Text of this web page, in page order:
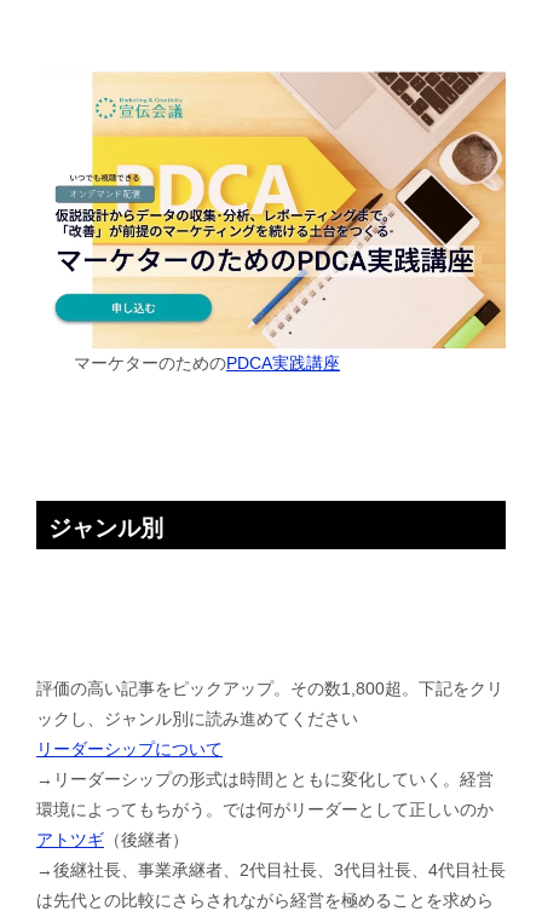
マーケターのためのPDCA実践講座
ジャンル別
評価の高い記事をピックアップ。その数1,800超。下記をクリ
ックし、ジャンル別に読み進めてください
リーダーシップについて
→リーダーシップの形式は時間とともに変化していく。経営
環境によってもちがう。では何がリーダーとして正しいのか
アトツギ （後継者）
→後継社長、事業承継者、2代目社長、3代目社長、4代目社長
は先代との比較にさらされながら経営を極めることを求めら